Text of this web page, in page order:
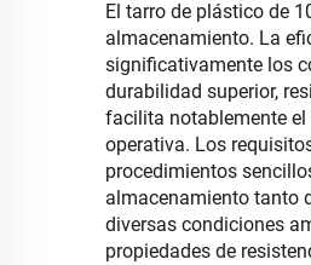
El tarro de plástico de
almacenamiento. La
significativamente los
durabilidad superior,
facilita notablemente el
operativa. Los
procedimientos
almacenamiento tanto
diversas condiciones
propiedades de